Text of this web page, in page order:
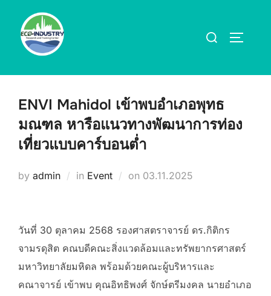
content
Search
ENVI Mahidol เข้าพบอำเภอพุทธ
มณฑล หารือแนวทางพัฒนาการท่อง
เที่ยวแบบคาร์บอนต่ำ
by admin in Event on Posted
03.11.2025
วันที่ 30 ตุลาคม 2568 รองศาสตราจารย์ ดร.กิติกร
จามรดุสิต คณบดีคณะสิ่งแวดล้อมและทรัพยากรศาสตร์
มหาวิทยาลัยมหิดล พร้อมด้วยคณะผู้บริหารและ
คณาจารย์ เข้าพบ คุณอิทธิพงศ์ จักษ์ตรีมงคล นายอำเภอ